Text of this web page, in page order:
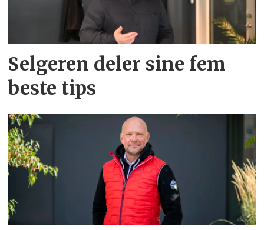
Selgeren deler sine fem
beste tips